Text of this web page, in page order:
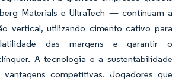
Materials e UltraTech — continuam a
vertical, utilizando cimento cativo para
das margens e garantir o
A tecnologia e a sustentabilidade
competitivas. Jogadores que